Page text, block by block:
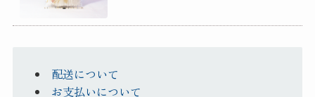
配送について
お支払いについて